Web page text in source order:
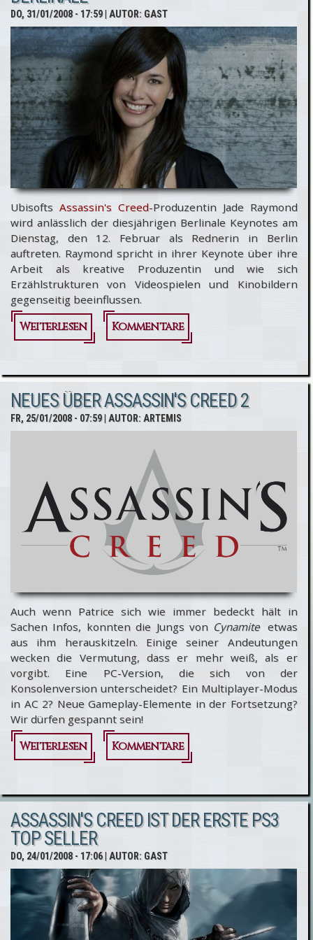
Bildmaterial
zu Assassin's
Creed
Altaïr's
Chronicles
DO, 31/01/2008 - 17:59| AUTOR: GAST
Ubisofts Assassin's Creed-Produzentin Jade Raymond
wird anlässlich der diesjährigen Berlinale Keynotes am
Dienstag, den 12. Februar als Rednerin in Berlin
auftreten. Raymond spricht in ihrer Keynote über ihre
Arbeit als kreative Produzentin und wie sich
Erzählstrukturen von Videospielen und Kinobildern
gegenseitig beeinflussen.
Weiterlesen
über Assassin
Produzentin
Jade
Raymond
Keynote bei
Berlinale
Kommentare
NEUES ÜBER ASSASSIN'S CREED 2
FR, 25/01/2008 - 07:59| AUTOR: ARTEMIS
Auch wenn Patrice sich wie immer bedeckt hält in
Sachen Infos, konnten die Jungs von Cynamite etwas
aus ihm herauskitzeln. Einige seiner Andeutungen
wecken die Vermutung, dass er mehr weiß, als er
vorgibt. Eine PC-Version, die sich von der
Konsolenversion unterscheidet? Ein Multiplayer-Modus
in AC 2? Neue Gameplay-Elemente in der Fortsetzung?
Wir dürfen gespannt sein!
Weiterlesen
über
über
Assassin's
Creed 2
Kommentare
ASSASSIN'S CREED IST DER ERSTE PS3
TOP SELLER
DO, 24/01/2008 - 17:06| AUTOR: GAST